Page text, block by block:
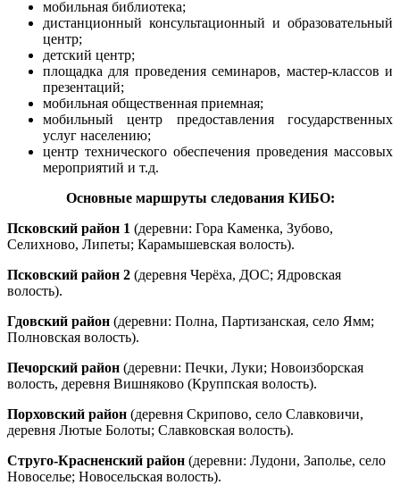
мобильная библиотека;
дистанционный консультационный и образовательный
центр;
детский центр;
площадка для проведения семинаров, мастер-классов и
презентаций;
мобильная общественная приемная;
мобильный центр предоставления государственных
услуг населению;
центр технического обеспечения проведения массовых
мероприятий и т.д.
Основные маршруты следования КИБО:
Псковский район 1 (деревни: Гора Каменка, Зубово,
Селихново, Липеты; Карамышевская волость).
Псковский район 2 (деревня Черёха, ДОС; Ядровская
волость).
Гдовский район (деревни: Полна, Партизанская, село Ямм;
Полновская волость).
Печорский район (деревни: Печки, Луки; Новоизборская
волость, деревня Вишняково (Круппская волость).
Порховский район (деревня Скрипово, село Славковичи,
деревня Лютые Болоты; Славковская волость).
Струго-Красненский район (деревни: Лудони, Заполье, село
Новоселье; Новосельская волость).